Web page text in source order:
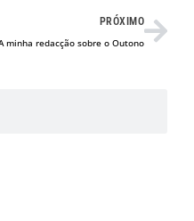
PRÓXIMO
minha redacção sobre o Outono